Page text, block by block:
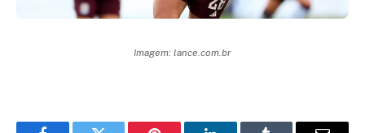
Imagem: lance.com.br